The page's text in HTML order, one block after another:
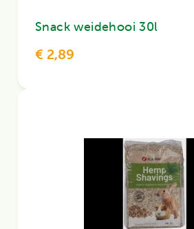
Snack weidehooi 30l
€ 2,89